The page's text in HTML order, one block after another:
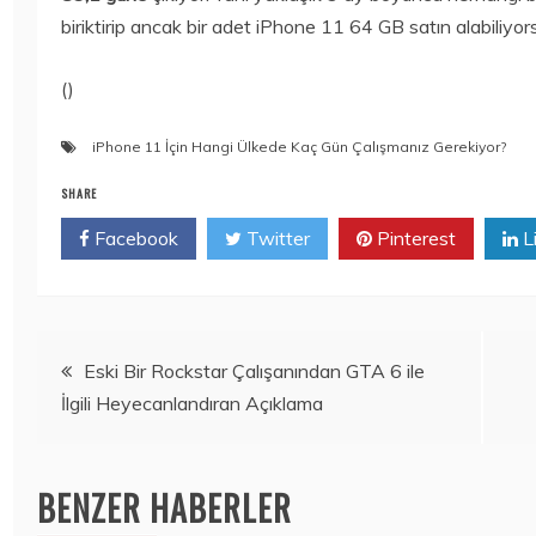
biriktirip ancak bir adet iPhone 11 64 GB satın
()
iPhone 11 İçin Hangi Ülkede Kaç Gün Çalışmanız Gerekiyor?
SHARE
Facebook Twitter Pinterest
Yazı
gezinmesi
Eski Bir Rockstar Çalışanından GTA 6 ile
İlgili Heyecanlandıran Açıklama
BENZER HABERLER
2020
15 Temmuz
2020
Bilim
AKILLI SAATLER
Bilim